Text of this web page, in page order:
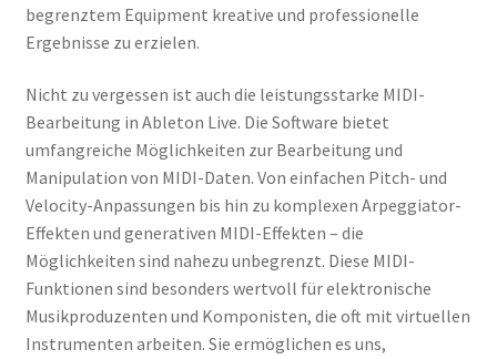
begrenztem Equipment kreative und professionelle
Ergebnisse zu erzielen.
Nicht zu vergessen ist auch die leistungsstarke MIDI-
Bearbeitung in Ableton Live. Die Software bietet
umfangreiche Möglichkeiten zur Bearbeitung und
Manipulation von MIDI-Daten. Von einfachen Pitch- und
Velocity-Anpassungen bis hin zu komplexen Arpeggiator-
Effekten und generativen MIDI-Effekten – die
Möglichkeiten sind nahezu unbegrenzt. Diese MIDI-
Funktionen sind besonders wertvoll für elektronische
Musikproduzenten und Komponisten, die oft mit virtuellen
Instrumenten arbeiten. Sie ermöglichen es uns,